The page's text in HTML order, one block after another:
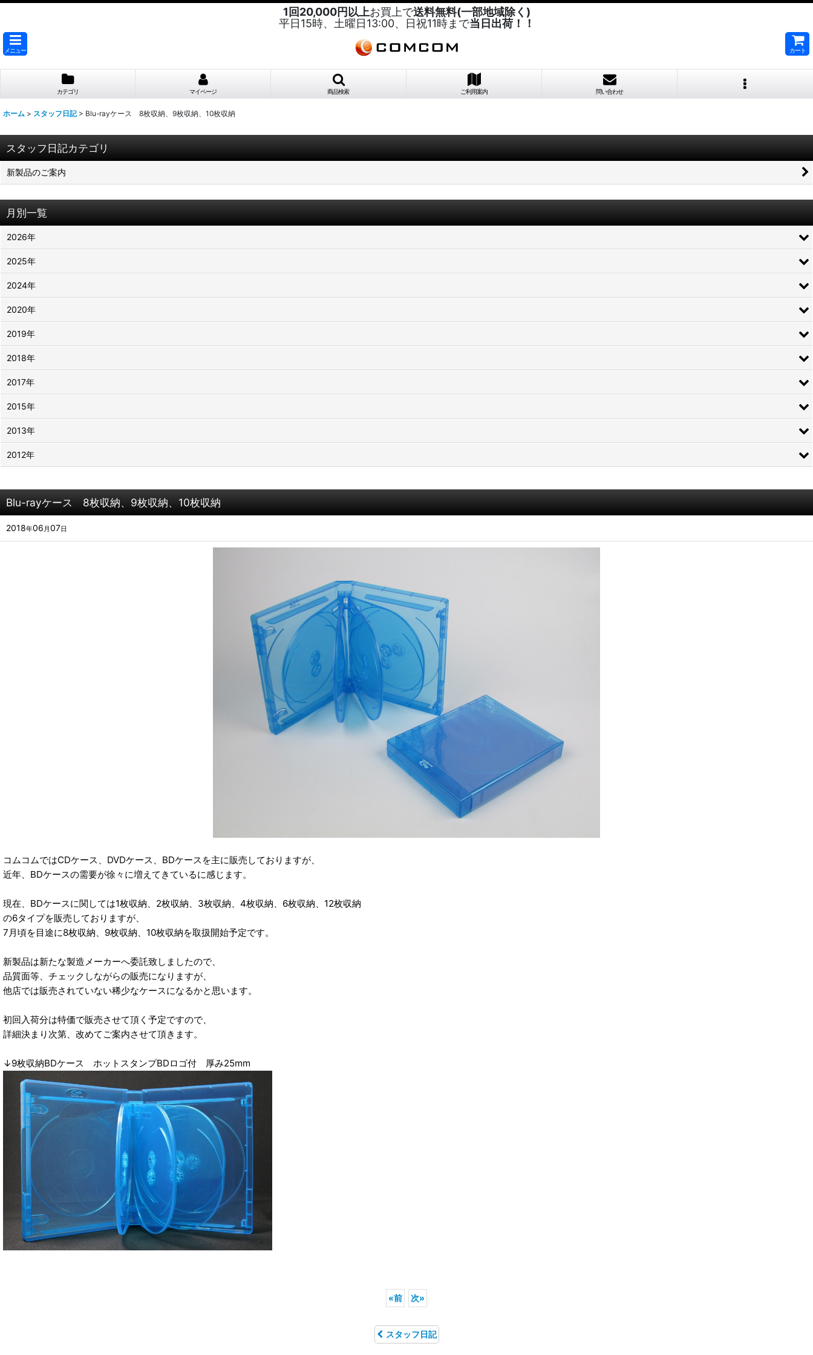
1回20,000円以上お買上で送料無料(一部地域除く)
平日15時、土曜日13:00、日祝11時まで当日出荷！！
メニュー カート
カテゴリ マイページ 商品検索 ご利用案内 問い合わせ
ホーム > スタッフ日記 > Blu-rayケース 8枚収納、9枚収納、10枚収納
Blu-rayケース 8枚収納、9枚収納、10枚収納
2018年06 月 07日
コムコムではCDケース、DVDケース、BDケースを主に販売しておりますが、
近年、BDケースの需要が徐々に増えてきているに感じます。
現在、BDケースに関しては1枚収納、2枚収納、3枚収納、4枚収納、6枚収納、12枚収納
の6タイプを販売しておりますが、
7月頃を目途に8枚収納、9枚収納、10枚収納を取扱開始予定です。
新製品は新たな製造メーカーへ委託致しましたので、
品質面等、チェックしながらの販売になりますが、
他店では販売されていない稀少なケースになるかと思います。
初回入荷分は特価で販売させて頂く予定ですので、
詳細決まり次第、改めてご案内させて頂きます。
↓9枚収納BDケース ホットスタンプBDロゴ付 厚み25mm
«前 次»
スタッフ日記
スタッフ日記カテゴリ
新製品のご案内
月別一覧
2026年
2025年
2024年
2020年
2019年
2018年
2017年
2015年
2013年
2012年